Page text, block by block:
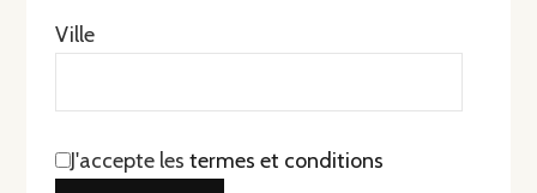
Ville
J'accepte lestermes et conditions